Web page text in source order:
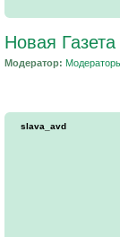
Новая
Модератор:
slava_avd